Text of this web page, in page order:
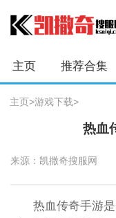
主页 推荐合集
主页>游戏下载>
热血
来源：凯撒奇搜服网
热血传奇手游